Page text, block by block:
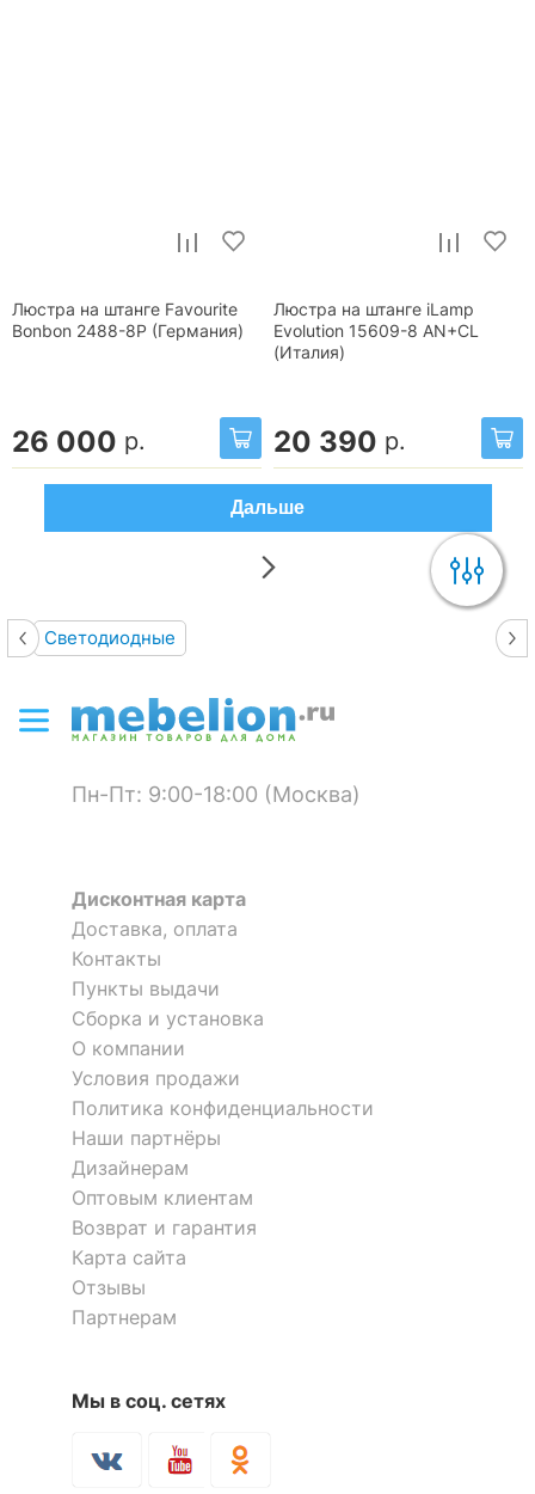
Люстра на штанге Favourite
Bonbon 2488-8P (Германия)
26 000 р.
Люстра на штанге iLamp
Evolution 15609-8 AN+CL
(Италия)
20 390 р.
Дальше
Светодиодные
Пн-Пт: 9:00-18:00 (Москва)
Дисконтная карта
Доставка, оплата
Контакты
Пункты выдачи
Сборка и установка
О компании
Условия продажи
Политика конфиденциальности
Наши партнёры
Дизайнерам
Оптовым клиентам
Возврат и гарантия
Карта сайта
Отзывы
Партнерам
Мы в соц. сетях